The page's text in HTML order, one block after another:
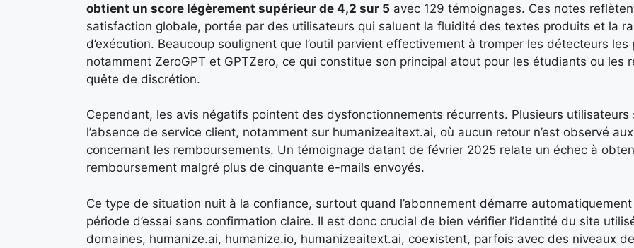
obtient un score légèrement supérieur de 4,2 sur 5 avec 129 témoignages. Ces notes
satisfaction globale, portée par des utilisateurs qui saluent la fluidité des textes produits et la
d’exécution. Beaucoup soulignent que l’outil parvient effectivement à tromper les détecteurs les
notamment ZeroGPT et GPTZero, ce qui constitue son principal atout pour les étudiants ou les
quête de discrétion.
Cependant, les avis négatifs pointent des dysfonctionnements récurrents. Plusieurs utilisateurs
l’absence de service client, notamment sur humanizeaitext.ai, où aucun retour n’est observé
concernant les remboursements. Un témoignage datant de février 2025 relate un échec à
remboursement malgré plus de cinquante e-mails envoyés.
Ce type de situation nuit à la confiance, surtout quand l’abonnement démarre
période d’essai sans confirmation claire. Il est donc crucial de bien vérifier l’identité du site
domaines, humanize.ai, humanize.io, humanizeaitext.ai, coexistent, parfois avec des niveaux